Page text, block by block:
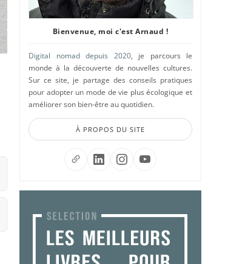
Bienvenue, moi c'est Arnaud !
Digital nomad depuis 2020, je parcours le
monde à la découverte de nouvelles cultures.
Sur ce site, je partage des conseils pratiques
pour adopter un mode de vie plus écologique et
améliorer son bien-être au quotidien.
À PROPOS DU SITE